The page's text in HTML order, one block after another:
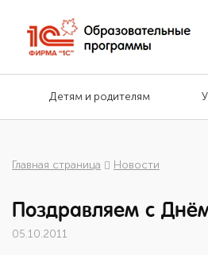
Детям и родителям
Главная страница Новости
Поздравляем с
05.10.2011